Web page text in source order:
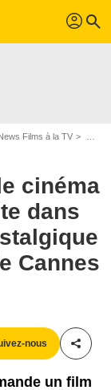
profil search
Films à la TV
cinéma
dans
Cannes
nous
un film